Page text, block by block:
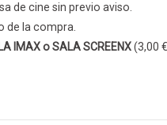
de cine sin previo aviso.
de la compra.
IMAX o SALA SCREENX(3,00